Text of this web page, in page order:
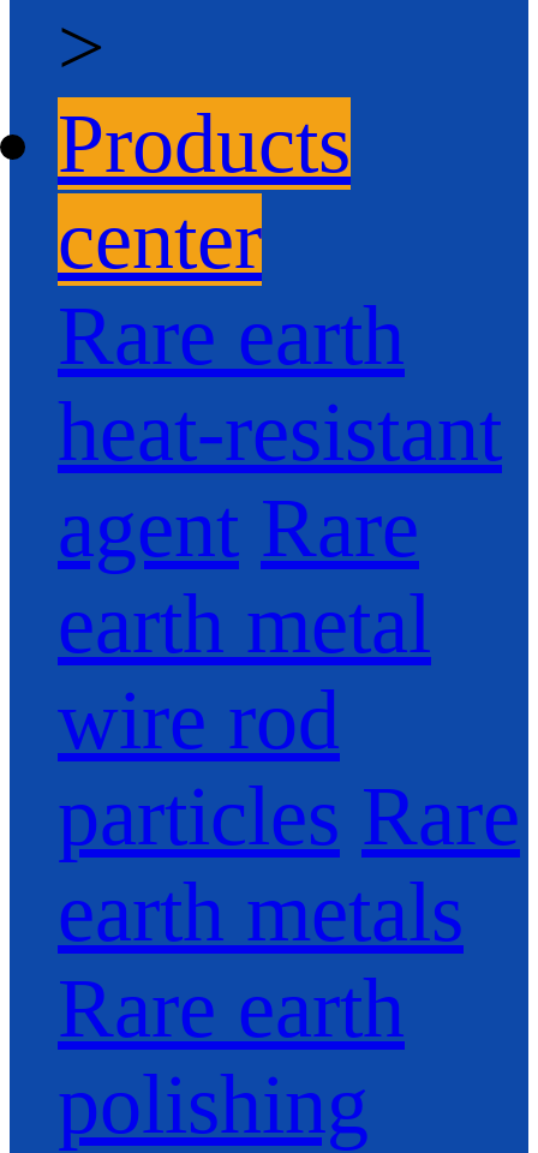
>
Products
center
Rare earth
heat-resistant
agent Rare
earth metal
wire rod
particles Rare
earth metals
Rare earth
polishing